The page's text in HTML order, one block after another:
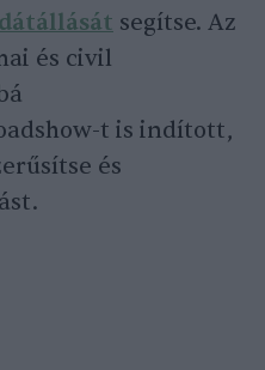
segítse. Az
és civil
t is indított,
és